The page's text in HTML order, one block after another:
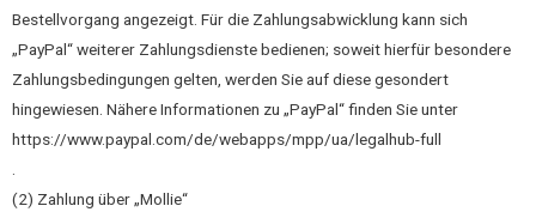
Bestellvorgang angezeigt. Für die Zahlungsabwicklung kann sich
„PayPal“ weiterer Zahlungsdienste bedienen; soweit hierfür besondere
Zahlungsbedingungen gelten, werden Sie auf diese gesondert
hingewiesen. Nähere Informationen zu „PayPal“ finden Sie unter
https://www.paypal.com/de/webapps/mpp/ua/legalhub-full
(2) Zahlung über „Mollie“